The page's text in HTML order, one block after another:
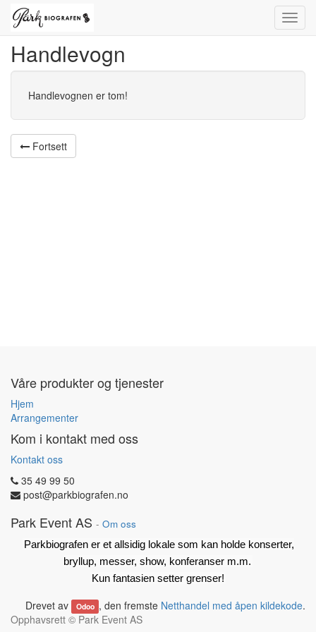
Handlevogn
Handlevognen er tom!
Fortsett
Våre produkter og tjenester
Hjem
Arrangementer
Kom i kontakt med oss
Kontakt oss
35 49 99 50
post@parkbiografen.no
Park Event AS - Om oss
Parkbiografen er et allsidig lokale som kan holde konserter,
bryllup, messer, show, konferanser m.m.
Kun fantasien setter grenser!
Drevet av Odoo , den fremste Netthandel med åpen kildekode.
Opphavsrett © Park Event AS